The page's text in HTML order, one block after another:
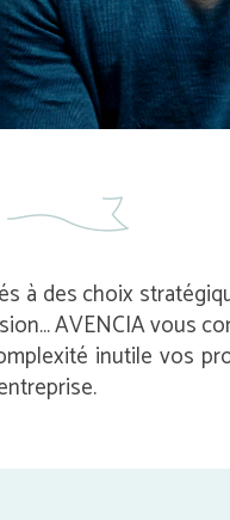
à des choix
AVENCIA vous
inutile vos